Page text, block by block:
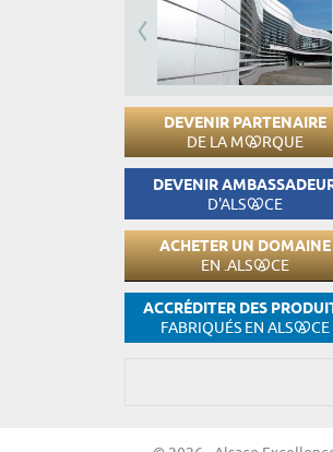
DEVENIR PARTENAIRE
DE LA M RQUE
DEVENIR
D'ALS CE
ACHETER UN DOMAINE
EN .ALS CE
ACCRÉDITER DES
FABRIQUÉS EN ALS CE